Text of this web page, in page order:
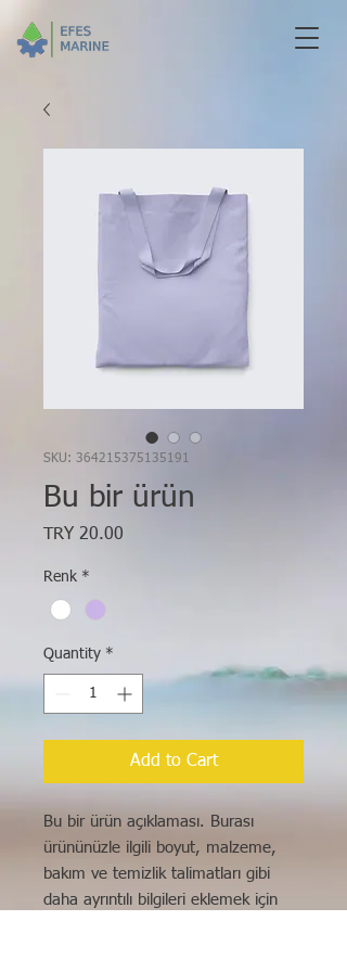
SKU: 364215375135191
Bu bir ürün
TRY 20.00
Renk *
Quantity *
Add to Cart
Bu bir ürün açıklaması. Burası
ürününüzle ilgili boyut, malzeme,
bakım ve temizlik talimatları gibi
daha ayrıntılı bilgileri eklemek için